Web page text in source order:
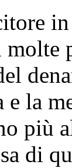
e la
più
di